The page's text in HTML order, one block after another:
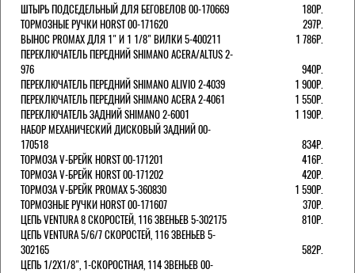
ШТЫРЬ ПОДСЕДЕЛЬНЫЙ ДЛЯ БЕГОВЕЛОВ 00-170669
180Р.
ТОРМОЗНЫЕ РУЧКИ HORST 00-171620
297Р.
ВЫНОС PROMAX ДЛЯ 1" И 1 1/8" ВИЛКИ 5-400211
1 786Р.
ПЕРЕКЛЮЧАТЕЛЬ ПЕРЕДНИЙ SHIMANO ACERA/ALTUS 2-
976
940Р.
ПЕРЕКЛЮЧАТЕЛЬ ПЕРЕДНИЙ SHIMANO ALIVIO 2-4039
1 900Р.
ПЕРЕКЛЮЧАТЕЛЬ ПЕРЕДНИЙ SHIMANO ACERA 2-4061
1 550Р.
ПЕРЕКЛЮЧАТЕЛЬ ЗАДНИЙ SHIMANO 2-6001
1 190Р.
НАБОР МЕХАНИЧЕСКИЙ ДИСКОВЫЙ ЗАДНИЙ 00-
170518
834Р.
ТОРМОЗА V-БРЕЙК HORST 00-171201
416Р.
ТОРМОЗА V-БРЕЙК HORST 00-171202
420Р.
ТОРМОЗА V-БРЕЙК PROMAX 5-360830
1 590Р.
ТОРМОЗНЫЕ РУЧКИ HORST 00-171607
370Р.
ЦЕПЬ VENTURA 8 СКОРОСТЕЙ, 116 ЗВЕНЬЕВ 5-302175
810Р.
ЦЕПЬ VENTURA 5/6/7 СКОРОСТЕЙ, 116 ЗВЕНЬЕВ 5-
302165
582Р.
ЦЕПЬ 1/2Х1/8", 1-СКОРОСТНАЯ, 114 ЗВЕНЬЕВ 00-